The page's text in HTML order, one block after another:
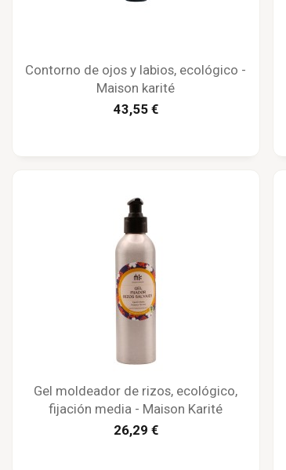
Contorno de ojos y labios, ecológico -
Maison karité
43,55 €
Gel moldeador de rizos, ecológico,
fijación media - Maison Karité
26,29 €